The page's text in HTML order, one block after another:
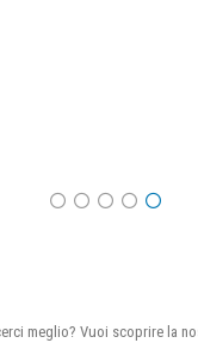
meglio? Vuoi scoprire la